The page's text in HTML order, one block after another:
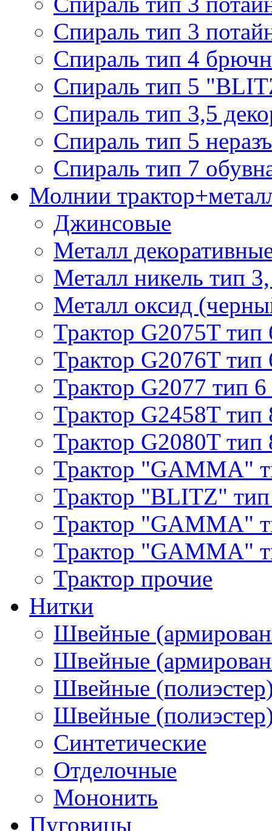
Спираль тип 3
Спираль тип 4
Спираль тип 5
Спираль тип 3,5
Спираль тип 5
Спираль тип 7
Молнии
Джинсовые
Металл
Металл никель тип
Металл оксид
Трактор G2075T тип
Трактор G2076T тип
Трактор G2077 тип 6
Трактор G2458T тип
Трактор G2080T тип
Трактор "GAMMA"
Трактор "BLITZ"
Трактор "GAMMA"
Трактор "GAMMA"
Трактор прочие
Нитки
Швейные
Швейные
Швейные
Швейные
Синтетические
Отделочные
Мононить
Пуговицы